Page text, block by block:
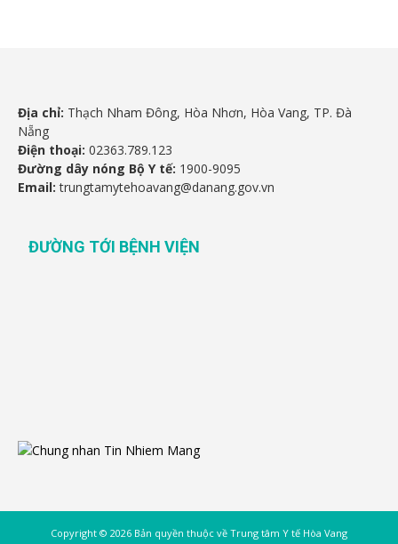
Địa chỉ: Thạch Nham Đông, Hòa Nhơn, Hòa Vang, TP. Đà
Nẵng
Điện thoại: 02363.789.123
Đường dây nóng Bộ Y tế: 1900-9095
Email: trungtamytehoavang@danang.gov.vn
ĐƯỜNG TỚI BỆNH VIỆN
Copyright © 2026 Bản quyền thuộc về Trung tâm Y tế Hòa Vang